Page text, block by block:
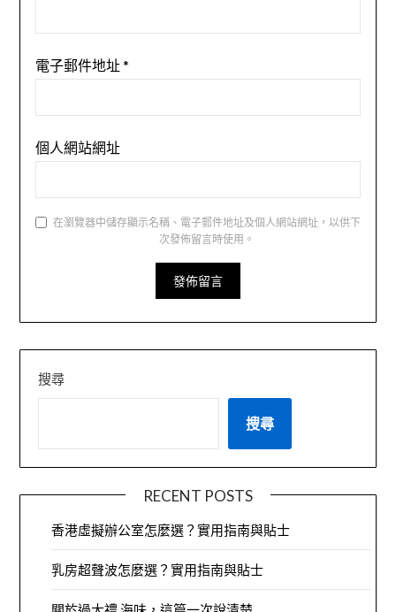
電子郵件地址*
個人網站網址
在瀏覽器中儲存顯示名稱、電子郵件地址及個人網站網址，以供下
次發佈留言時使用。
搜尋
搜尋
RECENT POSTS
香港虛擬辦公室怎麼選？實用指南與貼士
乳房超聲波怎麼選？實用指南與貼士